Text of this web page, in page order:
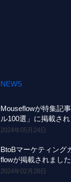
NEWS
Mouseflowが特集記
ル100選」に掲載さ
2024年05月24日
BtoBマーケティング
flowが掲載されました
2024年02月28日